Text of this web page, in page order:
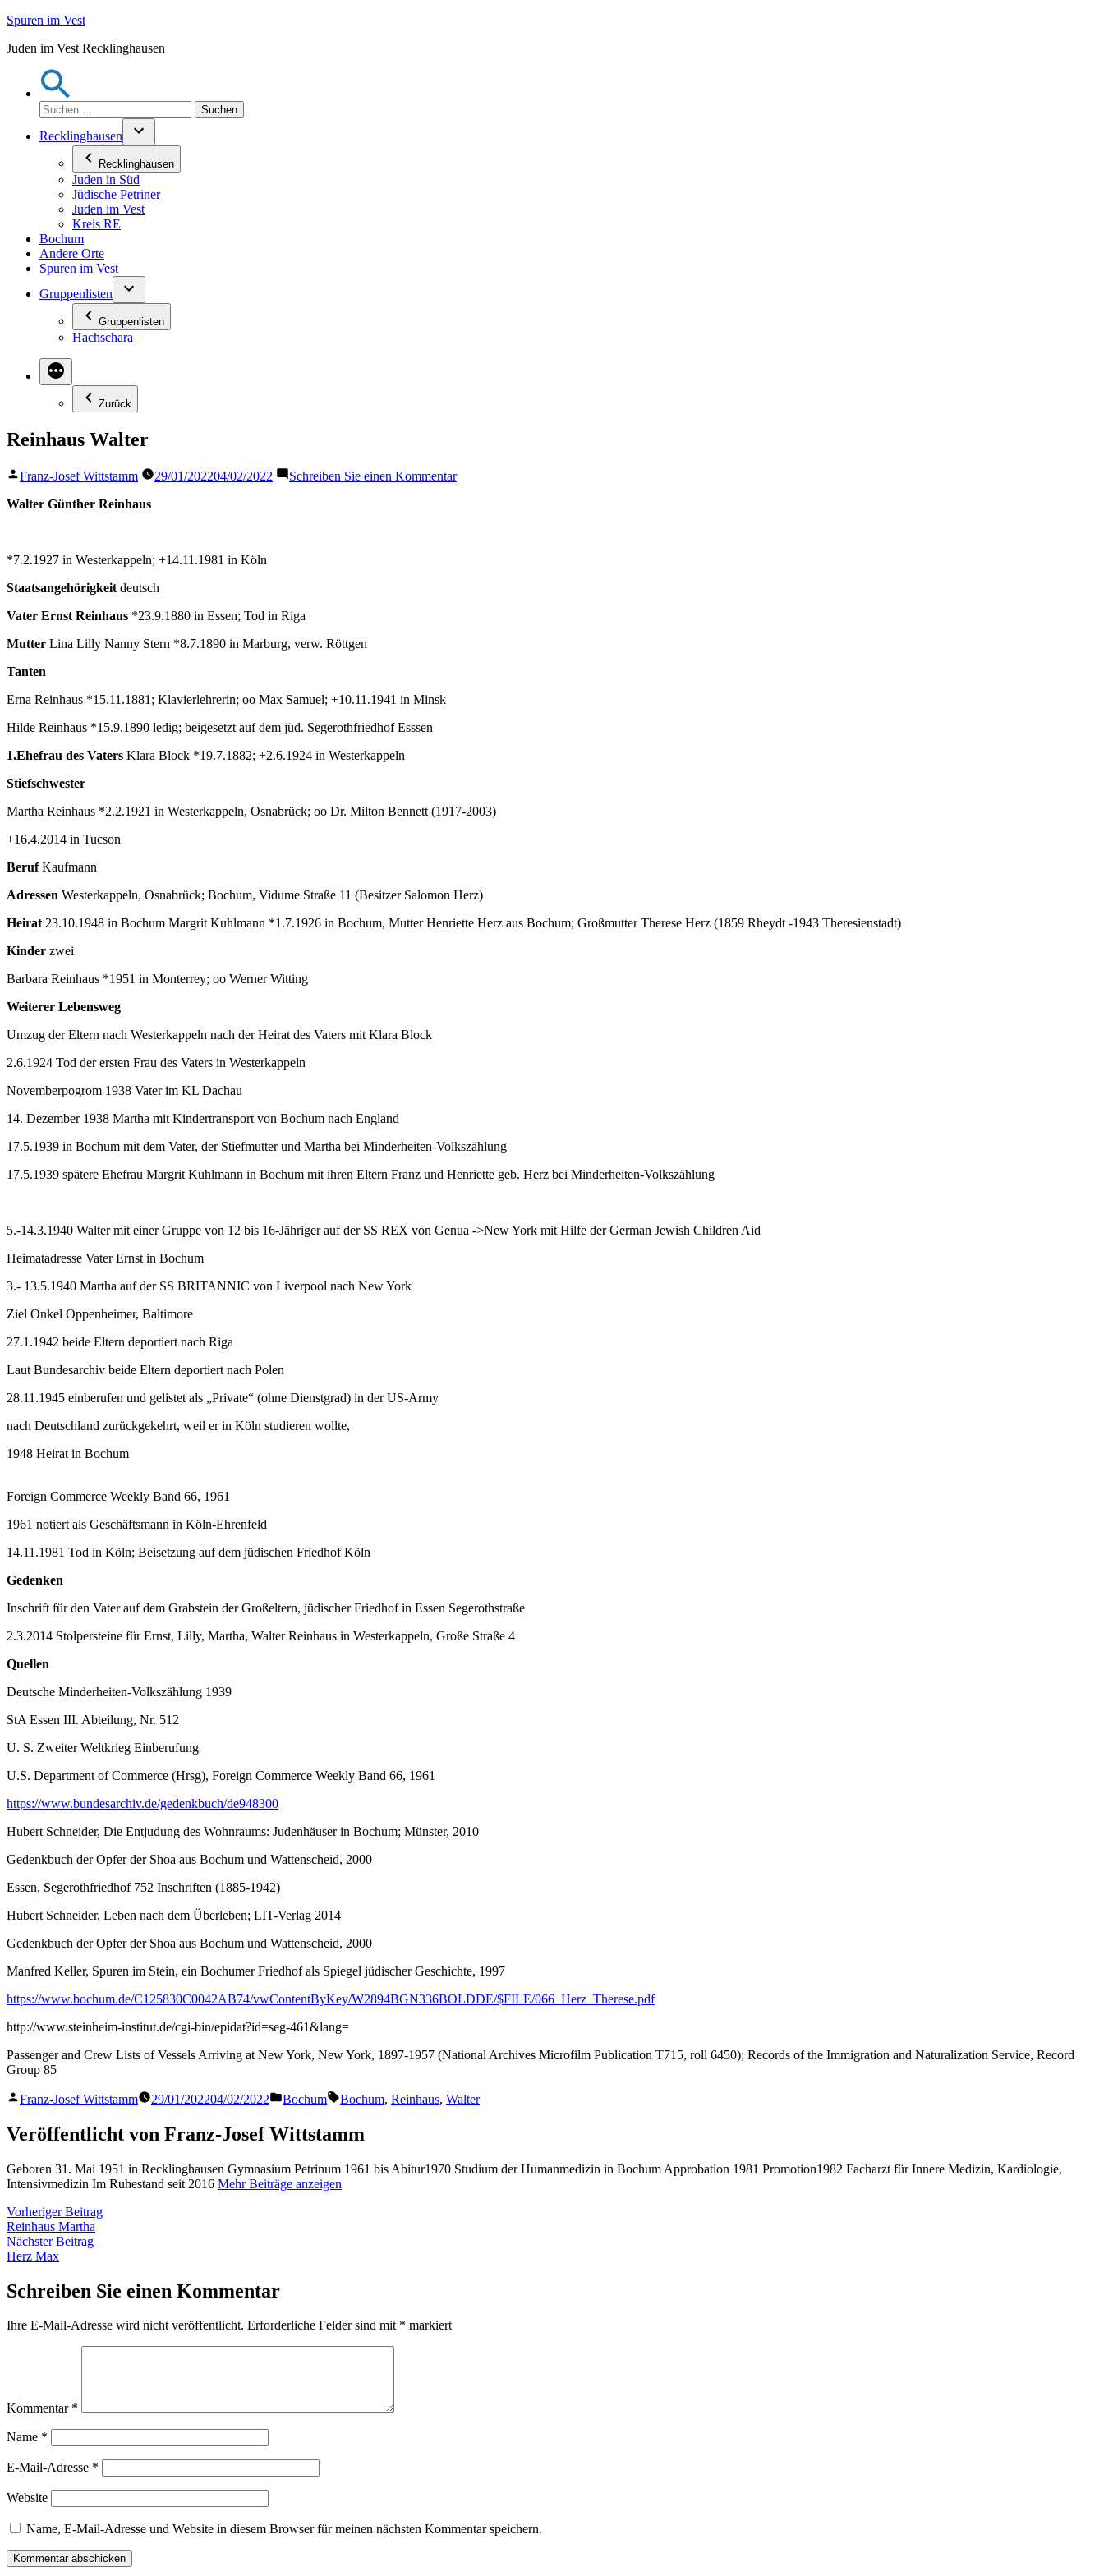
Zum
springen
Spuren im Vest
Juden im Vest Recklinghausen
Suchen
nach:
Recklinghausen
Recklinghausen
Juden in Süd
Jüdische Petriner
Juden im Vest
Kreis RE
Bochum
Andere Orte
Spuren im Vest
Gruppenlisten
Gruppenlisten
Hachschara
Zurück
Reinhaus Walter
Veröffentlicht
Franz-Josef Wittstamm 29/01/202204/02/2022 Schreiben Sie einen Kommentarzu
Walter Günther Reinhaus
*7.2.1927 in Westerkappeln; +14.11.1981 in Köln
Staatsangehörigkeit deutsch
Vater Ernst Reinhaus *23.9.1880 in Essen; Tod in Riga
Mutter Lina Lilly Nanny Stern *8.7.1890 in Marburg, verw. Röttgen
Tanten
Erna Reinhaus *15.11.1881; Klavierlehrerin; oo Max Samuel; +10.11.1941 in Minsk
Hilde Reinhaus *15.9.1890 ledig; beigesetzt auf dem jüd. Segerothfriedhof Esssen
1.Ehefrau des Vaters Klara Block *19.7.1882; +2.6.1924 in Westerkappeln
Stiefschwester
Martha Reinhaus *2.2.1921 in Westerkappeln, Osnabrück; oo Dr. Milton Bennett (1917-2003)
+16.4.2014 in Tucson
BerufKaufmann
Adressen Westerkappeln, Osnabrück; Bochum, Vidume Straße 11 (Besitzer Salomon Herz)
Heirat 23.10.1948 in Bochum Margrit Kuhlmann *1.7.1926 in Bochum, Mutter Henriette Herz aus Bochum; Großmutter Therese Herz (1859 Rheydt -1943 Theresienstadt)
Kinder zwei
Barbara Reinhaus *1951 in Monterrey; oo Werner Witting
Weiterer Lebensweg
Umzug der Eltern nach Westerkappeln nach der Heirat des Vaters mit Klara Block
2.6.1924 Tod der ersten Frau des Vaters in Westerkappeln
Novemberpogrom 1938 Vater im KL Dachau
14. Dezember 1938 Martha mit Kindertransport von Bochum nach England
17.5.1939 in Bochum mit dem Vater, der Stiefmutter und Martha bei Minderheiten-Volkszählung
17.5.1939 spätere Ehefrau Margrit Kuhlmann in Bochum mit ihren Eltern Franz und Henriette geb. Herz bei Minderheiten-Volkszählung
5.-14.3.1940 Walter mit einer Gruppe von 12 bis 16-Jähriger auf der SS REX von Genua ->New York mit Hilfe der German Jewish Children Aid
Heimatadresse Vater Ernst in Bochum
3.- 13.5.1940 Martha auf der SS BRITANNIC von Liverpool nach New York
Ziel Onkel Oppenheimer, Baltimore
27.1.1942 beide Eltern deportiert nach Riga
Laut Bundesarchiv beide Eltern deportiert nach Polen
28.11.1945 einberufen und gelistet als „Private“ (ohne Dienstgrad) in der US-Army
nach Deutschland zurückgekehrt, weil er in Köln studieren wollte,
1948 Heirat in Bochum
Foreign Commerce Weekly Band 66, 1961
1961 notiert als Geschäftsmann in Köln-Ehrenfeld
14.11.1981 Tod in Köln; Beisetzung auf dem jüdischen Friedhof Köln
Gedenken
Inschrift für den Vater auf dem Grabstein der Großeltern, jüdischer Friedhof in Essen Segerothstraße
2.3.2014 Stolpersteine für Ernst, Lilly, Martha, Walter Reinhaus in Westerkappeln, Große Straße 4
Quellen
Deutsche Minderheiten-Volkszählung 1939
StA Essen III. Abteilung, Nr. 512
U. S. Zweiter Weltkrieg Einberufung
U.S. Department of Commerce (Hrsg), Foreign Commerce Weekly Band 66, 1961
https://www.bundesarchiv.de/gedenkbuch/de948300
Hubert Schneider, Die Entjudung des Wohnraums: Judenhäuser in Bochum; Münster, 2010
Gedenkbuch der Opfer der Shoa aus Bochum und Wattenscheid, 2000
Essen, Segerothfriedhof 752 Inschriften (1885-1942)
Hubert Schneider, Leben nach dem Überleben; LIT-Verlag 2014
Gedenkbuch der Opfer der Shoa aus Bochum und Wattenscheid, 2000
Manfred Keller, Spuren im Stein, ein Bochumer Friedhof als Spiegel jüdischer Geschichte, 1997
https://www.bochum.de/C125830C0042AB74/vwContentByKey/W2894BGN336BOLDDE/$FILE/066_Herz_Therese.pdf
http://www.steinheim-institut.de/cgi-bin/epidat?id=seg-461&lang=
Passenger and Crew Lists of Vessels Arriving at New York, New York, 1897-1957 (National Archives Microfilm Publication T715, roll 6450); Records of the Immigration and Naturalization Service, Record
Group 85
Veröffentlicht
Franz-Josef Wittstamm 29/01/202204/02/2022
Veröffentlicht
Bochum Schlagwörter:
Bochum, Reinhaus, Walter
Veröffentlicht von Franz-Josef Wittstamm
Geboren 31. Mai 1951 in Recklinghausen Gymnasium Petrinum 1961 bis Abitur1970 Studium der Humanmedizin in Bochum Approbation 1981 Promotion1982 Facharzt für Innere Medizin, Kardiologie,
Intensivmedizin Im Ruhestand seit 2016 Mehr Beiträge anzeigen
Beitragsnavigation
Vorheriger BeitragVorheriger
Reinhaus Martha
Nächster BeitragNächster
Herz Max
Schreiben Sie einen Kommentar
Ihre E-Mail-Adresse wird nicht veröffentlicht. Erforderliche Felder sind mit * markiert
Kommentar *
Name *
E-Mail-Adresse *
Website
Name, E-Mail-Adresse und Website in diesem Browser für meinen nächsten Kommentar speichern.